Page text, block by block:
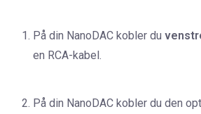
På din NanoDAC kobler du
en RCA-kabel.
På din NanoDAC kobler du den